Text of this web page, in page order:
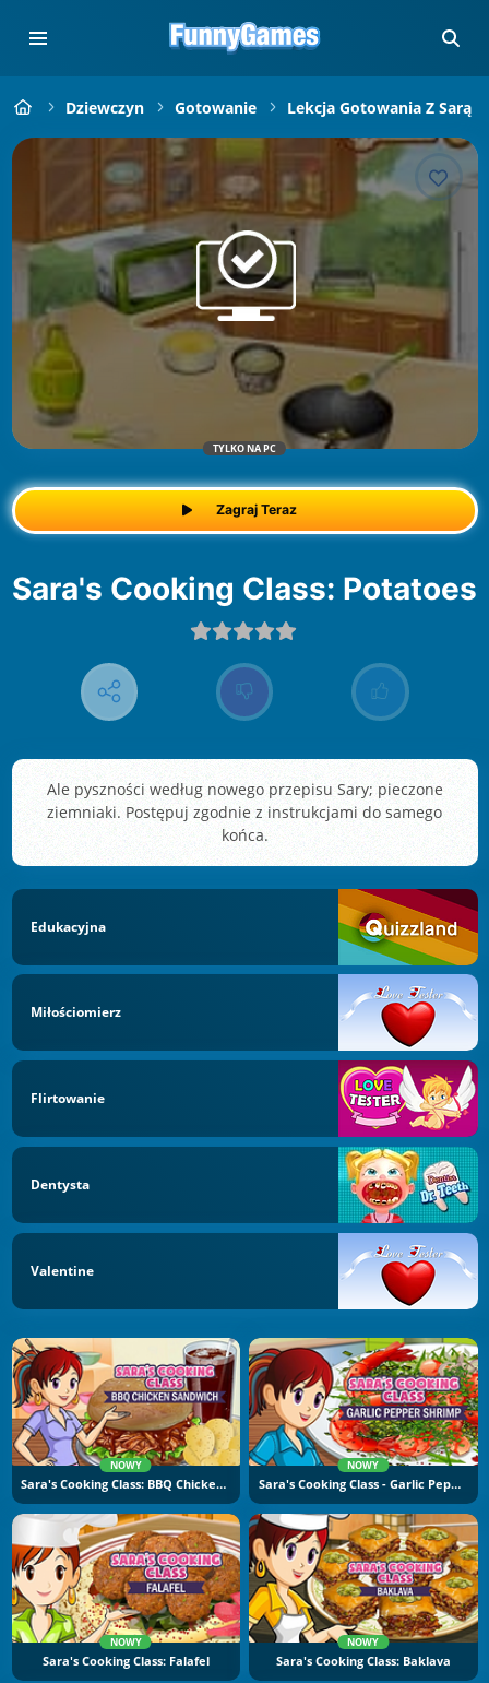
Dziewczyn Gotowanie Lekcja Gotowania Z Sarą
TYLKO NA PC
Zagraj Teraz
Sara's Cooking Class: Potatoes
Ale pyszności według nowego przepisu Sary; pieczone
ziemniaki. Postępuj zgodnie z instrukcjami do samego
końca.
Edukacyjna
Miłościomierz
Flirtowanie
Dentysta
Valentine
NOWY
Sara's Cooking Class: BBQ Chicken Sandwich
NOWY
Sara's Cooking Class - Garlic Pepper Shrimp
NOWY
Sara's Cooking Class: Falafel
NOWY
Sara's Cooking Class: Baklava